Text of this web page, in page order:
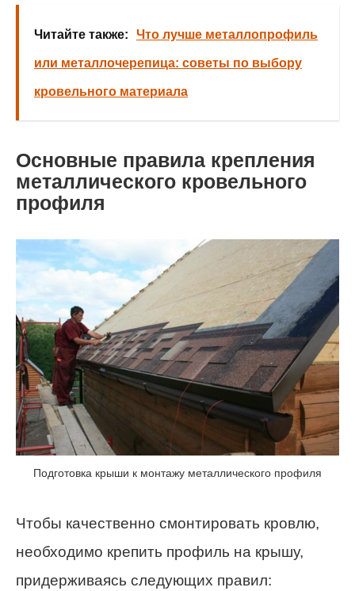
Читайте также: Что лучше металлопрофиль
или металлочерепица: советы по выбору
кровельного материала
Основные правила крепления
металлического кровельного
профиля
Подготовка крыши к монтажу металлического профиля
Чтобы качественно смонтировать кровлю,
необходимо крепить профиль на крышу,
придерживаясь следующих правил: